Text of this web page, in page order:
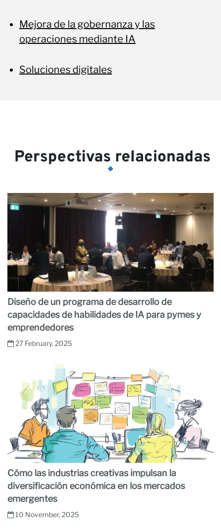
Mejora de la gobernanza y las
operaciones mediante IA
Soluciones digitales
Perspectivas relacionadas
Diseño de un programa de desarrollo de
capacidades de habilidades de IA para pymes y
emprendedores
27 February, 2025
Cómo las industrias creativas impulsan la
diversificación económica en los mercados
emergentes
10 November, 2025